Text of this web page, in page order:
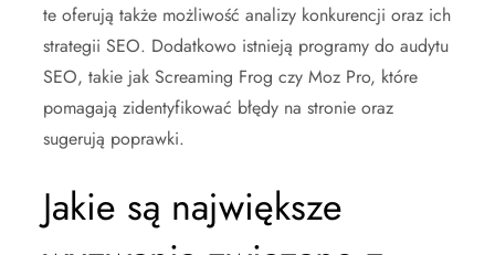
te oferują także możliwość analizy konkurencji oraz ich
strategii SEO. Dodatkowo istnieją programy do audytu
SEO, takie jak Screaming Frog czy Moz Pro, które
pomagają zidentyfikować błędy na stronie oraz
sugerują poprawki.
Jakie są największe